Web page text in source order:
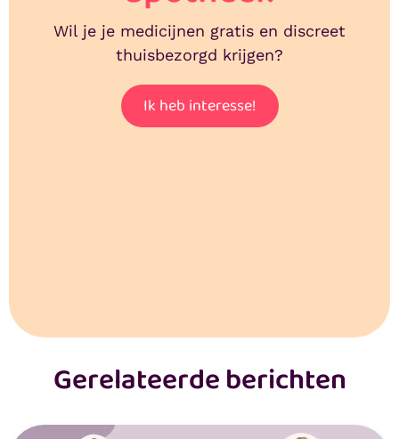
Wil je je medicijnen gratis en discreet
thuisbezorgd krijgen?
Ik heb interesse!
Gerelateerde berichten